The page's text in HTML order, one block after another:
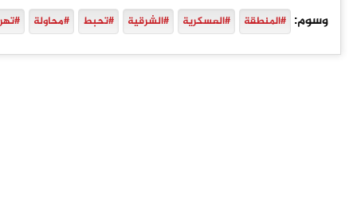
وسوم: #المنطقة #العسكرية #الشرقية #تحبط #محاولة